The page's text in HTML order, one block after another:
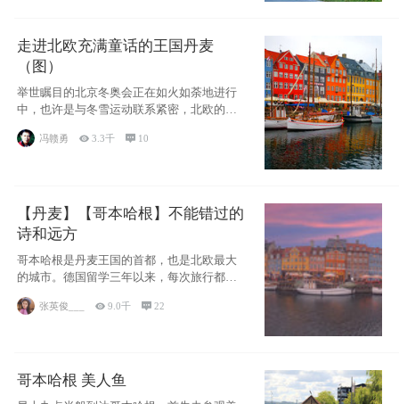
走进北欧充满童话的王国丹麦
（图）
举世瞩目的北京冬奥会正在如火如荼地进行
中，也许是与冬雪运动联系紧密，北欧的一
些国家因
冯赣勇 3.3千  10
【丹麦】【哥本哈根】不能错过的
诗和远方
哥本哈根是丹麦王国的首都，也是北欧最大
的城市。德国留学三年以来，每次旅行都是
张英俊___ 9.0千 22
哥本哈根 美人鱼